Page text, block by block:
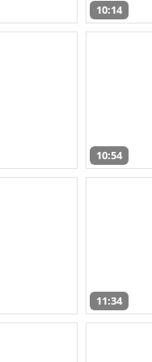
10:14
10:54
11:34